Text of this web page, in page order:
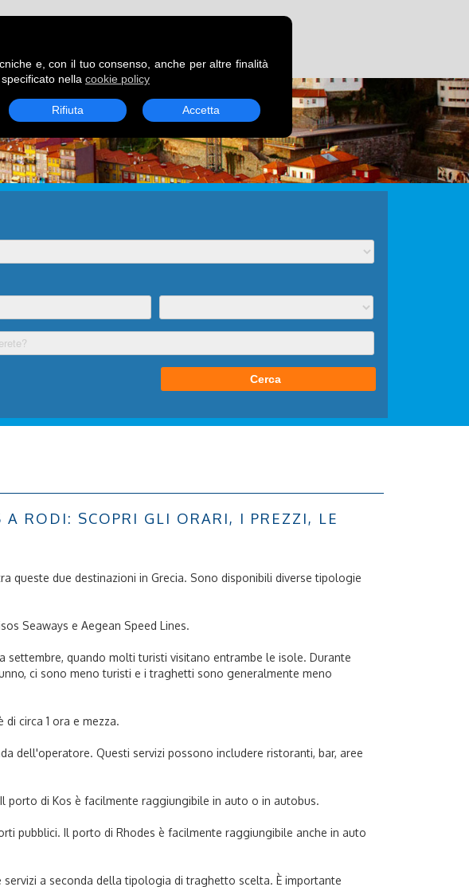
RODI: SCOPRI GLI ORARI, I PREZZI, LE
due destinazioni in Grecia. Sono disponibili diverse tipologie
Seaways e Aegean Speed Lines.
quando molti turisti visitano entrambe le isole. Durante
ci sono meno turisti e i traghetti sono generalmente meno
circa 1 ora e mezza.
dell'operatore. Questi servizi possono includere ristoranti, bar, aree
porto di Kos è facilmente raggiungibile in auto o in autobus.
pubblici. Il porto di Rhodes è facilmente raggiungibile anche in auto
a seconda della tipologia di traghetto scelta. È importante
e, con il tuo consenso, anche per altre finalità
nella cookie policy
Rifiuta Accetta